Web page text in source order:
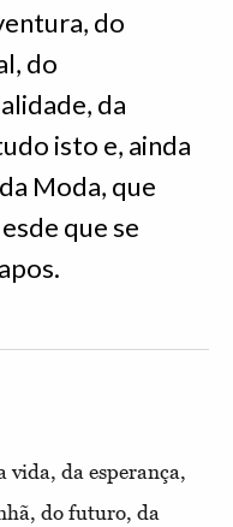
do
do
da
isto e, ainda
Moda, que
que se
vida, da esperança,
do futuro, da